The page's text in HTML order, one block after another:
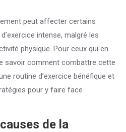
peut affecter certains
intense, malgré les
physique. Pour ceux qui en
savoir comment combattre cette
routine d’exercice bénéfique et
pour y faire face
de la